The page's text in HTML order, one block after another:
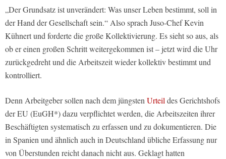
„Der Grundsatz ist unverändert: Was unser Leben bestimmt, soll in
der Hand der Gesellschaft sein.“ Also sprach Juso-Chef Kevin
Kühnert und forderte die große Kollektivierung. Es sieht so aus, als
ob er einen großen Schritt weitergekommen ist – jetzt wird die Uhr
zurückgedreht und die Arbeitszeit wieder kollektiv bestimmt und
kontrolliert.
Denn Arbeitgeber sollen nach dem jüngstenUrteildes Gerichtshofs
der EU (EuGH*) dazu verpflichtet werden, die Arbeitszeiten ihrer
Beschäftigten systematisch zu erfassen und zu dokumentieren. Die
in Spanien und ähnlich auch in Deutschland übliche Erfassung nur
von Überstunden reicht danach nicht aus. Geklagt hatten